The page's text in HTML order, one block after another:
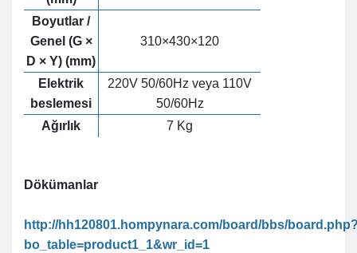
Boyutlar /
Genel (G ×
D × Y) (mm)
310×430×120
Elektrik
beslemesi
220V 50/60Hz veya 110V
50/60Hz
Ağırlık
7 Kg
Dökümanlar
http://hh120801.hompynara.com/board/bbs/
bo_table=product1_1&wr_id=1